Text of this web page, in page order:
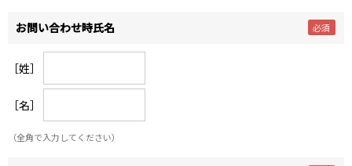
お問い合わせ時氏名
［姓］
［名］
（全角で入力してください）